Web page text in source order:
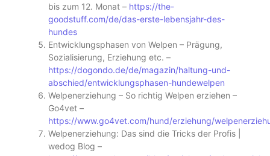
bis zum 12. Monat – https://the-
goodstuff.com/de/das-erste-lebensjahr-des-
hundes
Entwicklungsphasen von Welpen – Prägung,
Sozialisierung, Erziehung etc. –
https://dogondo.de/de/magazin/haltung-und-
abschied/entwicklungsphasen-hundewelpen
Welpenerziehung – So richtig Welpen erziehen –
Go4vet –
https://www.go4vet.com/hund/erziehung/
Welpenerziehung: Das sind die Tricks der Profis |
wedog Blog –